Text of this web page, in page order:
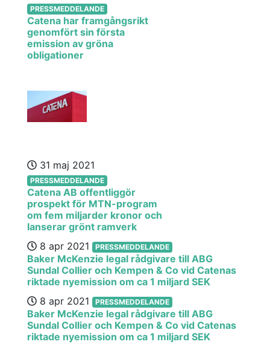
PRESSMEDDELANDE
Catena har framgångsrikt
genomfört sin första
emission av gröna
obligationer
31 maj 2021
PRESSMEDDELANDE
Catena AB offentliggör
prospekt för MTN-program
om fem miljarder kronor och
lanserar grönt ramverk
8 apr 2021
PRESSMEDDELANDE
Baker McKenzie legal rådgivare till ABG
Sundal Collier och Kempen & Co vid Catenas
riktade nyemission om ca 1 miljard SEK
8 apr 2021
PRESSMEDDELANDE
Baker McKenzie legal rådgivare till ABG
Sundal Collier och Kempen & Co vid Catenas
riktade nyemission om ca 1 miljard SEK